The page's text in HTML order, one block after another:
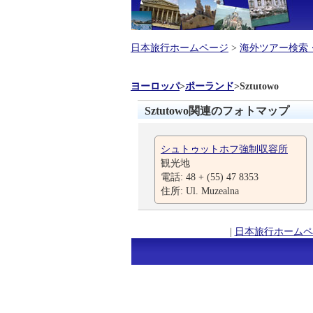
日本旅行ホームページ > 海外ツアー検索
ヨーロッパ>ポーランド>Sztutowo
Sztutowo関連のフォトマップ
シュトゥットホフ強制収容所
観光地
電話: 48 + (55) 47 8353
住所: Ul. Muzealna
| 日本旅行ホーム